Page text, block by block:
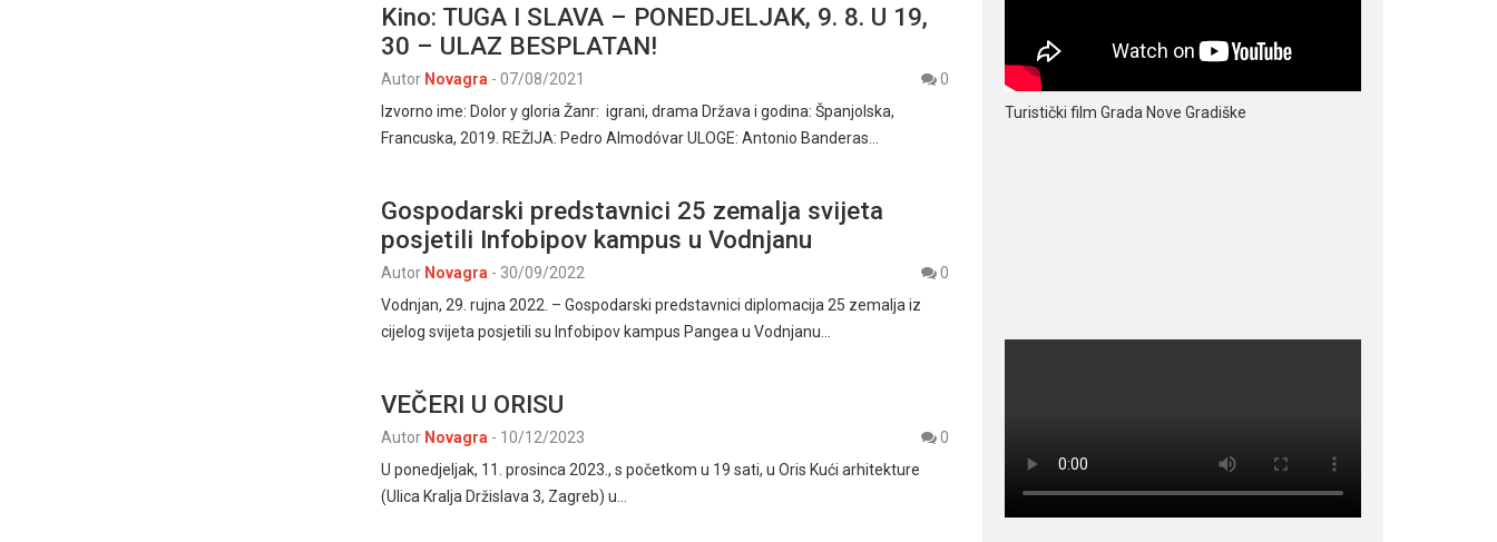
Kino: TUGA I SLAVA – PONEDJELJAK, 9. 8. U 19,
30 – ULAZ BESPLATAN!
Autor Novagra - 07/08/2021
0
Izvorno ime: Dolor y gloria Žanr: igrani, drama Država i godina: Španjolska,
Francuska, 2019. REŽIJA: Pedro Almodóvar ULOGE: Antonio Banderas…
Gospodarski predstavnici 25 zemalja svijeta
posjetili Infobipov kampus u Vodnjanu
Autor Novagra - 30/09/2022
0
Vodnjan, 29. rujna 2022. – Gospodarski predstavnici diplomacija 25 zemalja iz
cijelog svijeta posjetili su Infobipov kampus Pangea u Vodnjanu…
VEČERI U ORISU
Autor Novagra - 10/12/2023
0
U ponedjeljak, 11. prosinca 2023., s početkom u 19 sati, u Oris Kući arhitekture
(Ulica Kralja Držislava 3, Zagreb) u…
Turistički film Grada Nove Gradiške